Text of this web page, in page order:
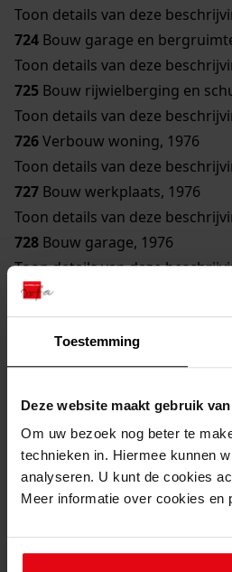
Toestemming
Deze website maakt gebruik
Om uw bezoek nog beter te
technieken in. Hiermee kunnen
analyseren. U kunt de cookies
Meer informatie over cookies
Toon details van deze
724 Bouw garage en
Toon details van deze
725 Bouw rijwielberging en
Toon details van deze
726Verbouw woning, 1976
Toon details van deze
727 Bouw werkplaats, 1976
Toon details van deze
728 Bouw garage, 1976
Toon details van deze
729Vergroten telefooncentrale,
Toon details van deze
Bouw garage, 1976
Toon details van deze
Toon details van deze
732Bouw woning, 1976
Toon details van deze
733Bouw woning, 1976